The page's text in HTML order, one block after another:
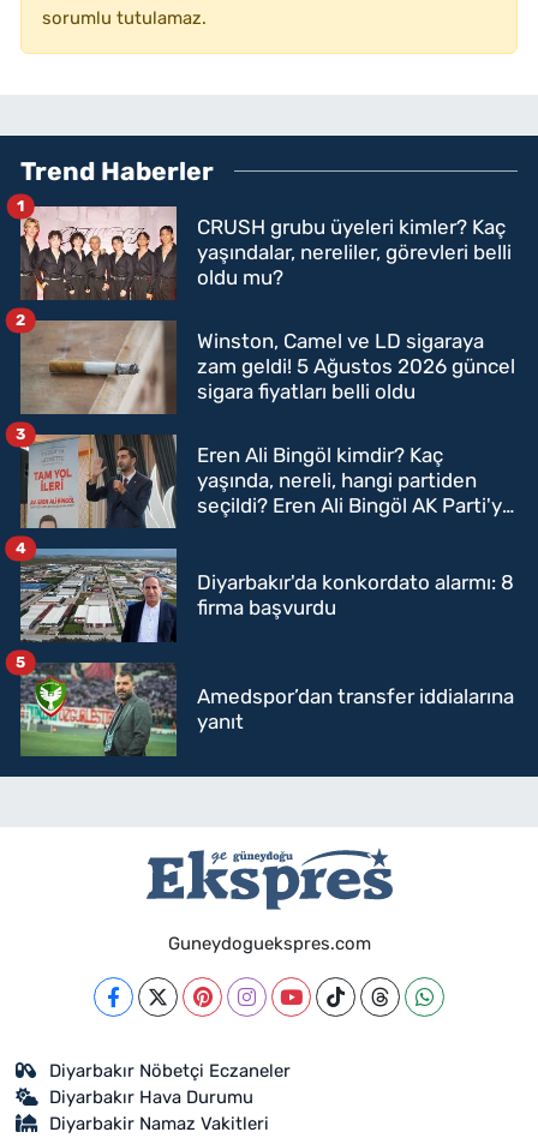
sorumlu tutulamaz.
Trend Haberler
CRUSH grubu üyeleri kimler? Kaç
yaşındalar, nereliler, görevleri belli
oldu mu?
1
Winston, Camel ve LD sigaraya
zam geldi! 5 Ağustos 2026 güncel
sigara fiyatları belli oldu
2
Eren Ali Bingöl kimdir? Kaç
yaşında, nereli, hangi partiden
seçildi? Eren Ali Bingöl AK Parti'ye
3
Diyarbakır'da konkordato alarmı: 8
firma başvurdu
4
Amedspor’dan transfer iddialarına
yanıt
5
Guneydoguekspres.com
Diyarbakır Nöbetçi Eczaneler
Diyarbakır Hava Durumu
Diyarbakir Namaz Vakitleri